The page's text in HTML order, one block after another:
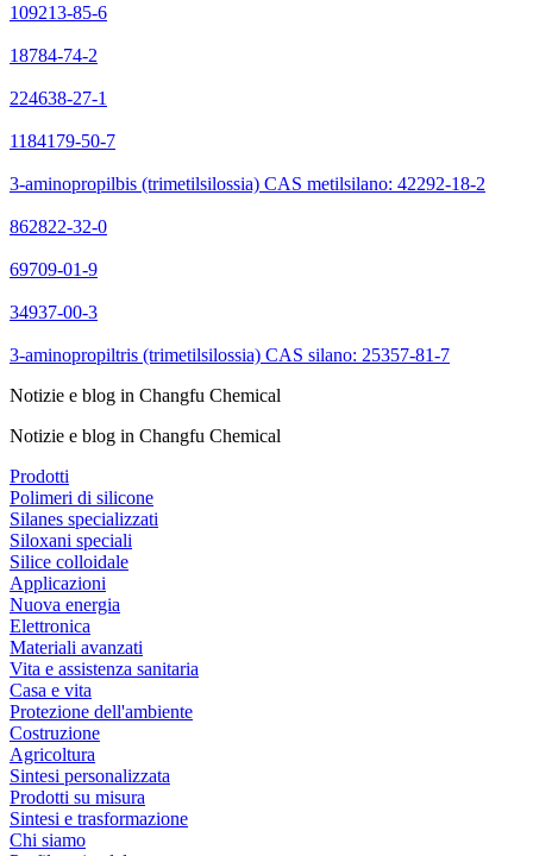
109213-85-6
18784-74-2
224638-27-1
1184179-50-7
3-aminopropilbis (trimetilsilossia) CAS metilsilano: 42292-18-2
862822-32-0
69709-01-9
34937-00-3
3-aminopropiltris (trimetilsilossia) CAS silano: 25357-81-7
Notizie e blog in Changfu Chemical
Notizie e blog in Changfu Chemical
Prodotti
Polimeri di silicone
Silanes specializzati
Siloxani speciali
Silice colloidale
Applicazioni
Nuova energia
Elettronica
Materiali avanzati
Vita e assistenza sanitaria
Casa e vita
Protezione dell'ambiente
Costruzione
Agricoltura
Sintesi personalizzata
Prodotti su misura
Sintesi e trasformazione
Chi siamo